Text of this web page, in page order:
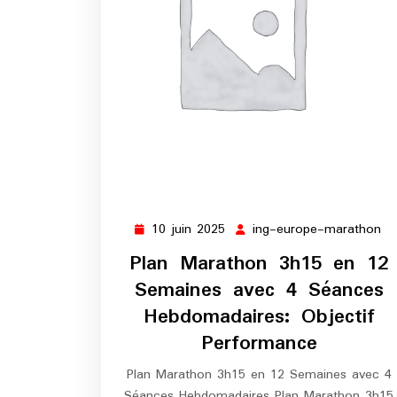
10 juin 2025 10
juin
2025
ing-europe-marathon
Plan Marathon 3h15 en 12
Semaines avec 4 Séances
Hebdomadaires: Objectif
Performance
Plan Marathon 3h15 en 12 Semaines avec 4